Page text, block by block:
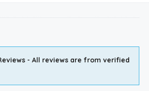
- All reviews are from verified